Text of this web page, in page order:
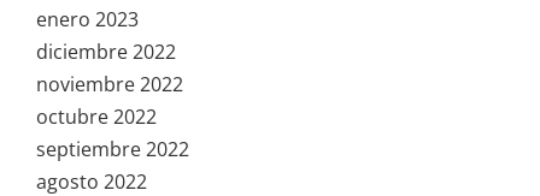
enero 2023
diciembre 2022
noviembre 2022
octubre 2022
septiembre 2022
agosto 2022